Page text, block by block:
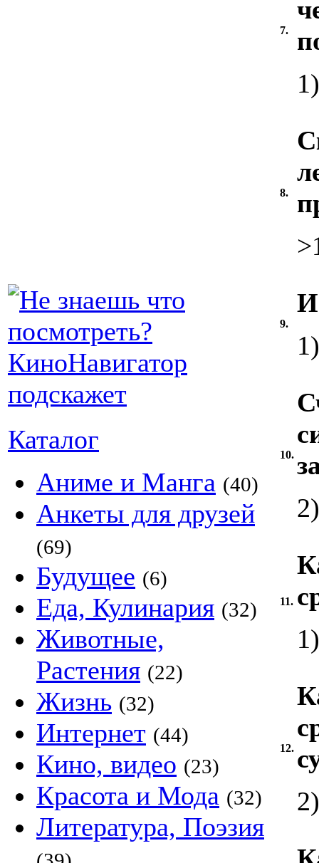
Каталог
Аниме и Манга (40)
Анкеты для друзей
(69)
Будущее (6)
Еда, Кулинария (32)
Животные,
Растения (22)
Жизнь (32)
Интернет (44)
Кино, видео (23)
Красота и Мода (32)
Литература, Поэзия
7.
8.
9.
10.
11.
12.